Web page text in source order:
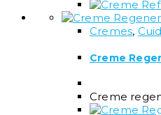
Cremes,
Creme
Creme